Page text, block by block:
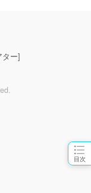
目次
ター]